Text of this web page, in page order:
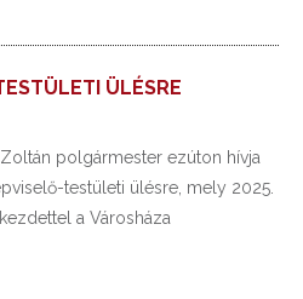
ÜLÉSRE
polgármester ezúton hívja
testületi ülésre, mely 2025.
a Városháza